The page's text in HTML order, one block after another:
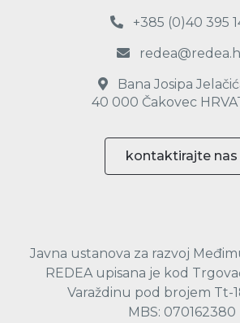
+385 (0)40 395
Bana Josipa
40 000 Čakovec
kontaktirajte nas
Javna ustanova za razvoj
REDEA upisana je kod
Varaždinu pod brojem Tt-
MBS: 070162380